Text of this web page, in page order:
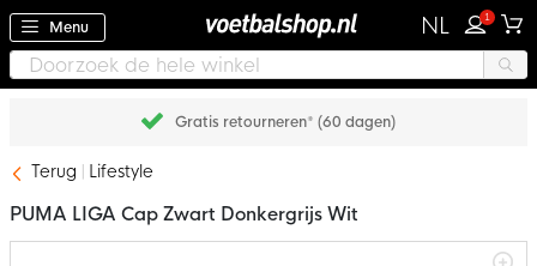
Menu NL 1
Achteraf betalen met Klarna
Terug Lifestyle
PUMA LIGA Cap Zwart Donkergrijs Wit